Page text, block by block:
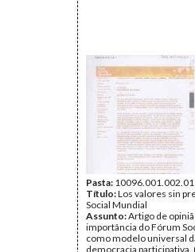
Pasta:
Título:Los valores sin
Social Mundial
Assunto:Artigo de
importância do Fórum
como modelo universal
democracia participativa.